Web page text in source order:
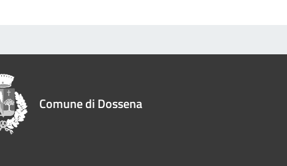
Comune di Dossena